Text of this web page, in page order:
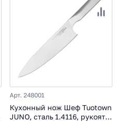
Арт. 248001
Кухонный нож Шеф Tuotown
JUNO, сталь 1.4116, рукоять